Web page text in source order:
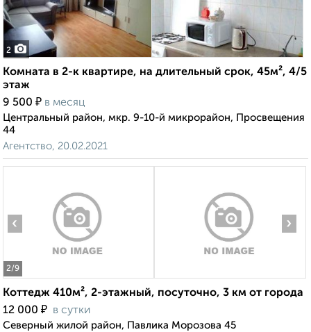
2
Комната в 2-к квартире, на длительный срок, 45м², 4/5
этаж
9 500 ₽ в месяц
Центральный район, мкр. 9-10-й микрорайон, Просвещения
44
Агентство, 20.02.2021
2/9
‹ ›
Коттедж 410м², 2-этажный, посуточно, 3 км от города
12 000 ₽ в сутки
Северный жилой район, Павлика Морозова 45